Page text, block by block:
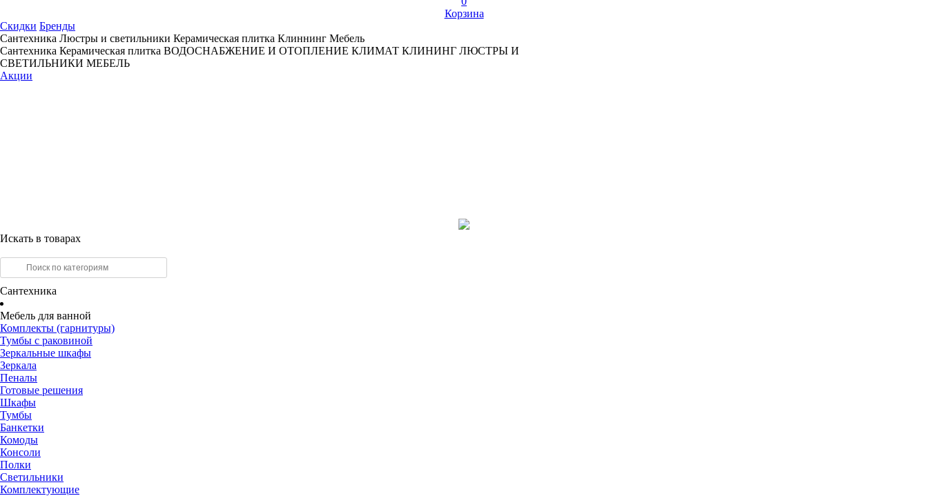
Корзина
Скидки Бренды
Сантехника Люстры и светильники Керамическая плитка Клиннинг Мебель
Сантехника Керамическая плитка ВОДОСНАБЖЕНИЕ И ОТОПЛЕНИЕ КЛИМАТ КЛИНИНГ ЛЮСТРЫ И
СВЕТИЛЬНИКИ МЕБЕЛЬ
Акции
Искать в товарах
Сантехника
Мебель для ванной
Комплекты (гарнитуры)
Тумбы с раковиной
Зеркальные шкафы
Зеркала
Пеналы
Готовые решения
Шкафы
Тумбы
Банкетки
Комоды
Консоли
Полки
Светильники
Комплектующие